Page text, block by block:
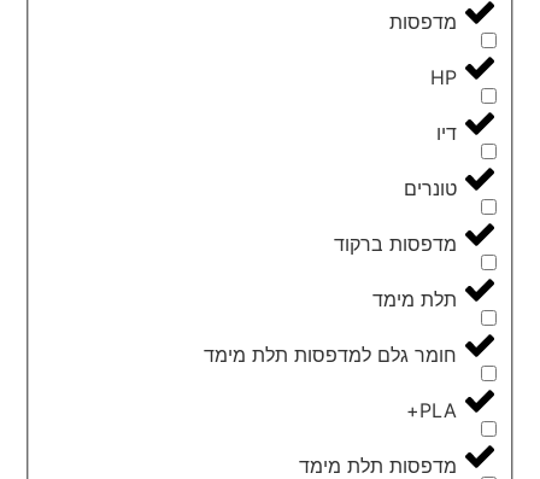
מדפסות
HP
דיו
טונרים
מדפסות ברקוד
תלת מימד
חומר גלם למדפסות תלת מימד
PLA+
מדפסות תלת מימד